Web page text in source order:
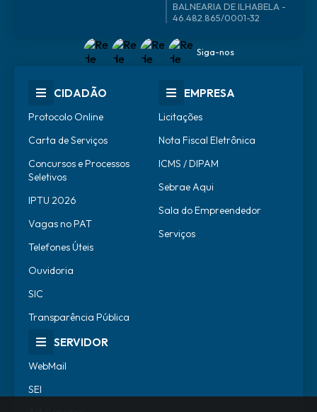
46.482.865/0001-32
Siga-nos
CIDADÃO
Protocolo Online
Carta de Serviços
Concursos e Processos
Seletivos
IPTU 2026
Vagas no PAT
Telefones Úteis
Ouvidoria
SIC
Transparência Pública
EMPRESA
Licitações
Nota Fiscal Eletrônica
ICMS / DIPAM
Sebrae Aqui
Sala do Empreendedor
Serviços
SERVIDOR
WebMail
SEI